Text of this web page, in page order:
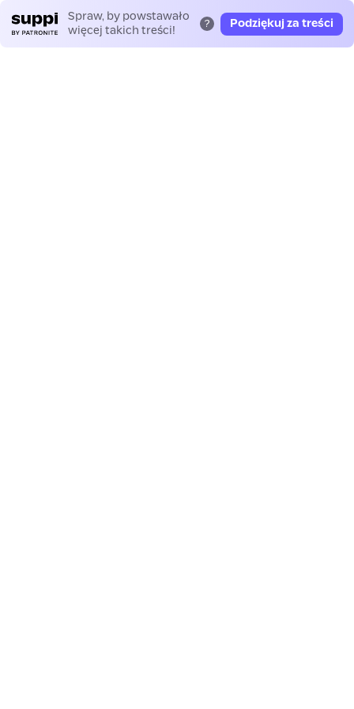
Spraw, by powstawało
więcej takich treści!
? Podziękuj za treści